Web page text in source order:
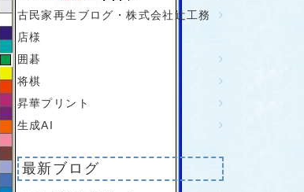
古民家再生ブログ・株式会社辻工務
店様
囲碁
将棋
昇華プリント
生成AI
最新ブログ